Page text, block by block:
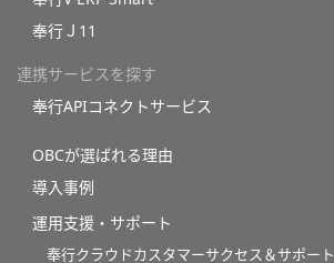
奉行Ｊ11
連携サービスを探す
奉行APIコネクトサービス
OBCが選ばれる理由
導入事例
運用支援・サポート
奉行クラウドカスタマーサクセス＆サポート